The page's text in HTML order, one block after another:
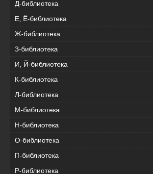
Д-библиотека
Е, Ё-библиотека
Ж-библиотека
З-библиотека
И, Й-библиотека
К-библиотека
Л-библиотека
М-библиотека
Н-библиотека
О-библиотека
П-библиотека
Р-библиотека